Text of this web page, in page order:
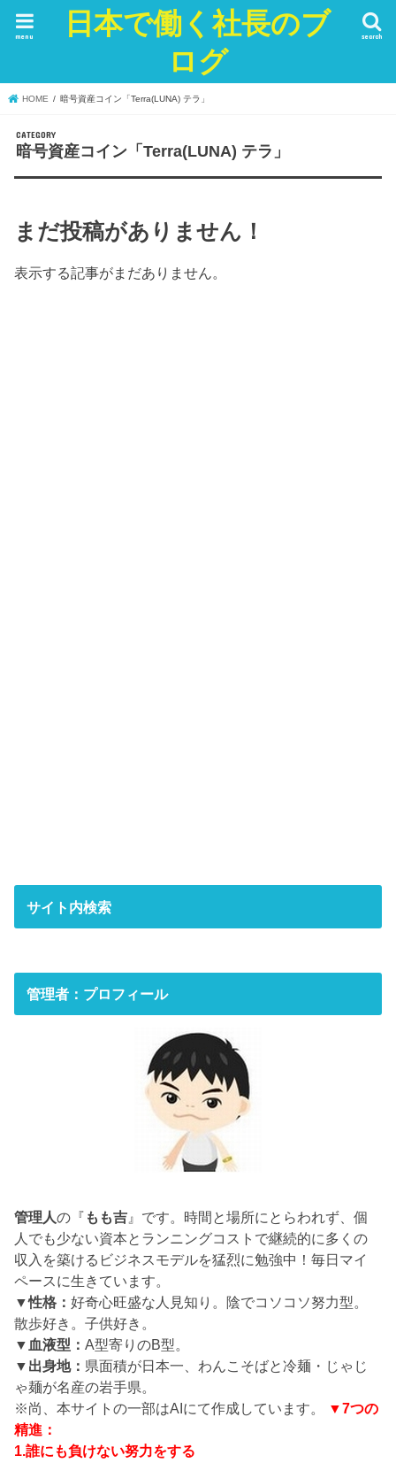
日本で働く社長のブ
ログ
search
menu
HOME 暗号資産コイン「Terra(LUNA) テラ」
暗号資産コイン「Terra(LUNA) テラ」
まだ投稿がありません！
表示する記事がまだありません。
サイト内検索
管理者：プロフィール
管理人の『 もも吉 』です。時間と場所にとらわれず、個
人でも少ない資本とランニングコストで継続的に多くの
収入を築けるビジネスモデルを猛烈に勉強中！毎日マイ
ペースに生きています。
▼性格：好奇心旺盛な人見知り。陰でコソコソ努力型。
散歩好き。子供好き。
▼血液型：A型寄りのB型。
▼出身地： 県面積が日本一、わんこそばと冷麺・じゃじ
ゃ麺が名産の岩手県。
※尚、本サイトの一部はAIにて作成しています。
▼7つの
精進：
1.誰にも負けない努力をする